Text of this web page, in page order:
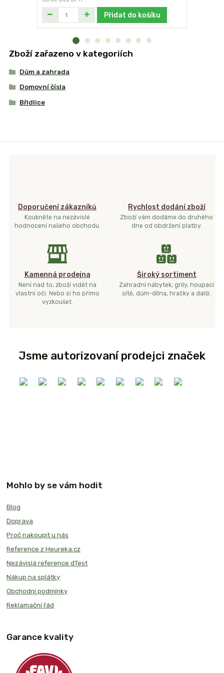
Přidat do košíku
Zboží zařazeno v kategoriích
Dům a zahrada
Domovní čísla
Břidlice
Doporučení zákazníků
Koukněte na nezávislé
hodnocení našeho obchodu.
Rychlost dodání zboží
Zboží vám dodáme do druhého
dne od obdržení platby.
Kamenná prodejna
Není nad to, zboží vidět na
vlastní oči. Nebo si ho přímo
vyzkoušet.
Široký sortiment
Zahradní nábytek, grily, houpací
sítě, dům-dílna, hračky a další.
Jsme autorizovaní prodejci značek
Mohlo by se vám hodit
Blog
Doprava
Proč nakoupit u nás
Reference z Heureka.cz
Nezávislá reference dTest
Nákup na splátky
Obchodní podmínky
Reklamační řád
Garance kvality